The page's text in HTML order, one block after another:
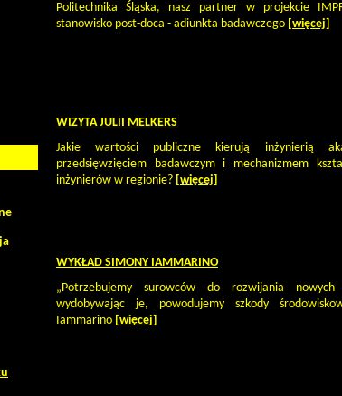
Politechnika Śląska, nasz partner w projekcie
stanowisko post-doca - adiunkta badawczego [więcej]
WIZYTA JULII MELKERS
Jakie wartości publiczne kierują inżynierią
przedsięwzięciem badawczym i mechanizmem
inżynierów w regionie? [więcej]
WYKŁAD SIMONY IAMMARINO
„Potrzebujemy surowców do rozwijania
wydobywając je, powodujemy szkody
Iammarino [więcej]